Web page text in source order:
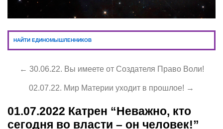
НАЙТИ ЕДИНОМЫШЛЕННИКОВ
← 30.06.22. Вы имеете от Создателя Право Воли!
02.07.22. Мир Материи уходит в прошлое! →
01.07.2022 Катрен “Неважно, кто
сегодня во власти – он человек!”